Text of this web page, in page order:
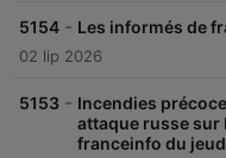
5154 - Les informés de
02 lip 2026
5153 - Incendies
attaque russe sur
franceinfo du